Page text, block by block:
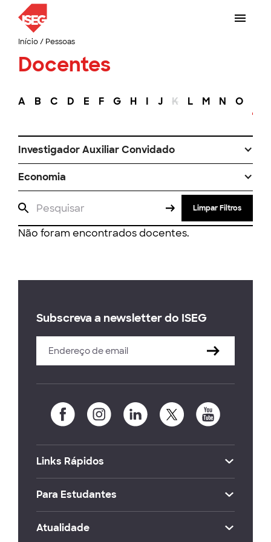
Início/ Pessoas
Docentes
A B C D E F G H I J K L M N O
Investigador Auxiliar Convidado
Economia
Limpar Filtros
Não foram encontrados docentes.
Subscreva a newsletter do ISEG
Links Rápidos
Para Estudantes
Atualidade